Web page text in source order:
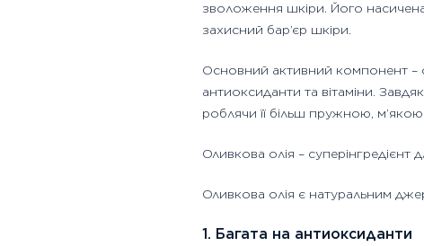
зволоження шкіри. Його
захисний бар’єр шкіри.
Основний активний компонент –
антиоксиданти та вітаміни.
роблячи її більш пружною,
Оливкова олія – суперінгредієнт
Оливкова олія є натуральним
1. Багата на антиоксиданти